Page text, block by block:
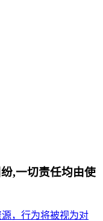
,一切责任均由使
，行为将被视为对